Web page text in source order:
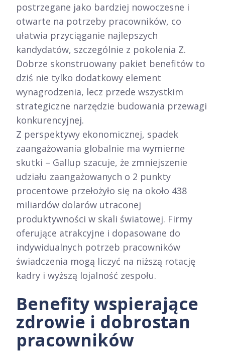
postrzegane jako bardziej nowoczesne i
otwarte na potrzeby pracowników, co
ułatwia przyciąganie najlepszych
kandydatów, szczególnie z pokolenia Z.
Dobrze skonstruowany pakiet benefitów to
dziś nie tylko dodatkowy element
wynagrodzenia, lecz przede wszystkim
strategiczne narzędzie budowania przewagi
konkurencyjnej.​
Z perspektywy ekonomicznej, spadek
zaangażowania globalnie ma wymierne
skutki – Gallup szacuje, że zmniejszenie
udziału zaangażowanych o 2 punkty
procentowe przełożyło się na około 438
miliardów dolarów utraconej
produktywności w skali światowej. Firmy
oferujące atrakcyjne i dopasowane do
indywidualnych potrzeb pracowników
świadczenia mogą liczyć na niższą rotację
kadry i wyższą lojalność zespołu.​
Benefity wspierające
zdrowie i dobrostan
pracowników